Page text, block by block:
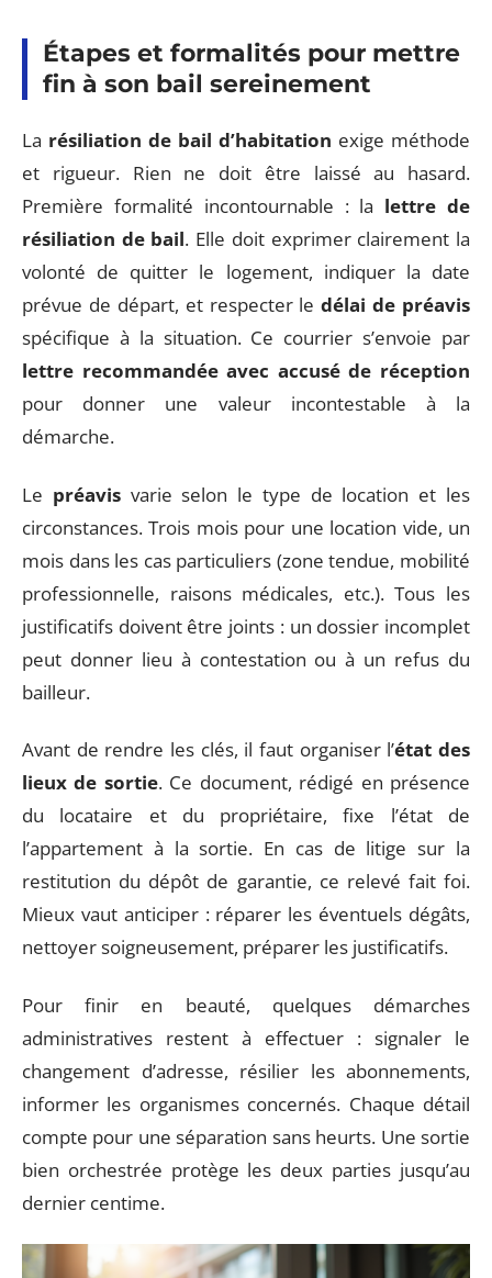
Étapes et formalités pour mettre
fin à son bail sereinement
La résiliation de bail d’habitation exige méthode
et rigueur. Rien ne doit être laissé au hasard.
Première formalité incontournable : la lettre de
résiliation de bail. Elle doit exprimer clairement la
volonté de quitter le logement, indiquer la date
prévue de départ, et respecter ledélai de préavis
spécifique à la situation. Ce courrier s’envoie par
lettre recommandée avec accusé de réception
pour donner une valeur incontestable à la
démarche.
Le préavisvarie selon le type de location et les
circonstances. Trois mois pour une location vide, un
mois dans les cas particuliers (zone tendue, mobilité
professionnelle, raisons médicales, etc.). Tous les
justificatifs doivent être joints : un dossier incomplet
peut donner lieu à contestation ou à un refus du
bailleur.
Avant de rendre les clés, il faut organiser l’état des
lieux de sortie. Ce document, rédigé en présence
du locataire et du propriétaire, fixe l’état de
l’appartement à la sortie. En cas de litige sur la
restitution du dépôt de garantie, ce relevé fait foi.
Mieux vaut anticiper : réparer les éventuels dégâts,
nettoyer soigneusement, préparer les justificatifs.
Pour finir en beauté, quelques démarches
administratives restent à effectuer : signaler le
changement d’adresse, résilier les abonnements,
informer les organismes concernés. Chaque détail
compte pour une séparation sans heurts. Une sortie
bien orchestrée protège les deux parties jusqu’au
dernier centime.